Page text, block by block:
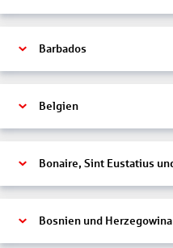
Barbados
Belgien
Bosnien und Herzegowina